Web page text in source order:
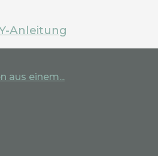
Anleitung
aus einem...